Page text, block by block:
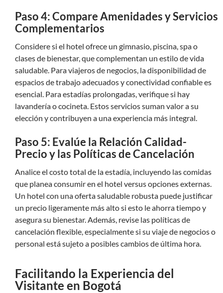
Paso 4: Compare Amenidades y Servicios
Complementarios
Considere si el hotel ofrece un gimnasio, piscina, spa o
clases de bienestar, que complementan un estilo de vida
saludable. Para viajeros de negocios, la disponibilidad de
espacios de trabajo adecuados y conectividad confiable es
esencial. Para estadías prolongadas, verifique si hay
lavandería o cocineta. Estos servicios suman valor a su
elección y contribuyen a una experiencia más integral.
Paso 5: Evalúe la Relación Calidad-
Precio y las Políticas de Cancelación
Analice el costo total de la estadía, incluyendo las comidas
que planea consumir en el hotel versus opciones externas.
Un hotel con una oferta saludable robusta puede justificar
un precio ligeramente más alto si esto le ahorra tiempo y
asegura su bienestar. Además, revise las políticas de
cancelación flexible, especialmente si su viaje de negocios o
personal está sujeto a posibles cambios de última hora.
Facilitando la Experiencia del
Visitante en Bogotá